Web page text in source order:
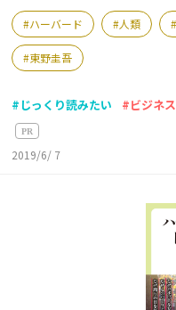
ハーバード 人類
東野圭吾
じっくり読みたい ビジネス
PR
2019/6/ 7